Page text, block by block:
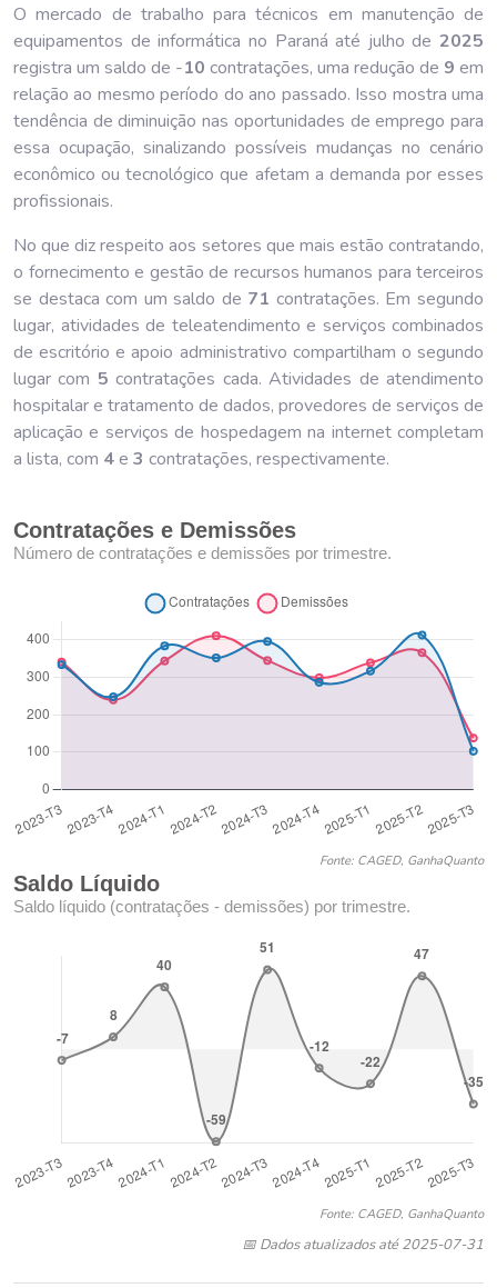
O mercado de trabalho para técnicos em manutenção de
equipamentos de informática no Paraná até julho de 2025
registra um saldo de -10 contratações, uma redução de 9 em
relação ao mesmo período do ano passado. Isso mostra uma
tendência de diminuição nas oportunidades de emprego para
essa ocupação, sinalizando possíveis mudanças no cenário
econômico ou tecnológico que afetam a demanda por esses
profissionais.
No que diz respeito aos setores que mais estão contratando,
o fornecimento e gestão de recursos humanos para terceiros
se destaca com um saldo de 71 contratações. Em segundo
lugar, atividades de teleatendimento e serviços combinados
de escritório e apoio administrativo compartilham o segundo
lugar com 5 contratações cada. Atividades de atendimento
hospitalar e tratamento de dados, provedores de serviços de
aplicação e serviços de hospedagem na internet completam
a lista, com 4e 3 contratações, respectivamente.
Contratações e Demissões
Número de contratações e demissões por trimestre.
Fonte: CAGED, GanhaQuanto
Saldo Líquido
Saldo líquido (contratações - demissões) por trimestre.
Fonte: CAGED, GanhaQuanto
📅 Dados atualizados até 2025-07-31